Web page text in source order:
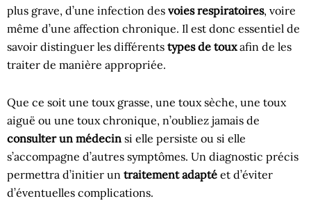
plus grave, d’une infection des voies respiratoires, voire
même d’une affection chronique. Il est donc essentiel de
savoir distinguer les différents types de touxafin de les
traiter de manière appropriée.
Que ce soit une toux grasse, une toux sèche, une toux
aiguë ou une toux chronique, n’oubliez jamais de
consulter un médecin si elle persiste ou si elle
s’accompagne d’autres symptômes. Un diagnostic précis
permettra d’initier un traitement adapté et d’éviter
d’éventuelles complications.